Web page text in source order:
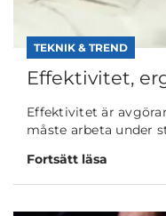
TEKNIK & TREND
Effektivitet,
Effektivitet är
måste arbeta under
Fortsätt läsa